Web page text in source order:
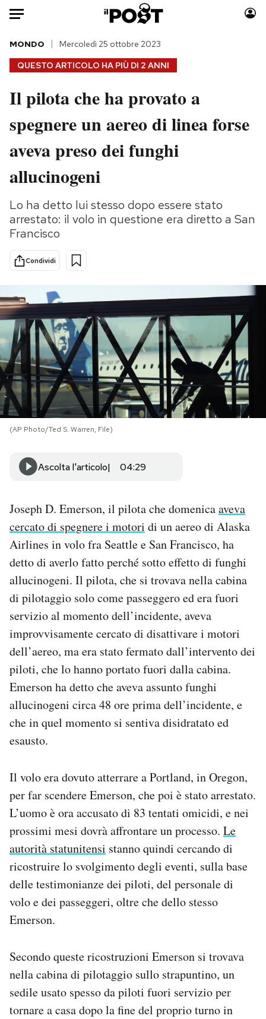
Auto
HOME
Italia
Politica
Tecnologia
Scienza
Cultura
Economia
Sport
Moda
Consumismi
Storie/Idee
Europa
Altrecose
PODCAST
NEWSLETTER
I MIEI PREFERITI
SHOP
Area Personale
Newsletter
Notifiche mobile
Regala il Post
Hai bisogno di aiuto?
Esci
QUESTO ARTICOLO HA PIÙ DI 2 ANNI
MONDO Mercoledì 25 ottobre 2023
Il pilota che ha provato a
spegnere un aereo di linea forse
aveva preso dei funghi
allucinogeni
Lo ha detto lui stesso dopo essere stato
arrestato: il volo in questione era diretto a San
Francisco
Condividi
(AP Photo/Ted S. Warren, File)
Ascolta l'articolo 04:29
Joseph D. Emerson, il pilota che domenicaaveva
cercato di spegnere i motori di un aereo di Alaska
Airlines in volo fra Seattle e San Francisco, ha
detto di averlo fatto perché sotto effetto di funghi
allucinogeni. Il pilota, che si trovava nella cabina
di pilotaggio solo come passeggero ed era fuori
servizio al momento dell’incidente, aveva
improvvisamente cercato di disattivare i motori
dell’aereo, ma era stato fermato dall’intervento dei
piloti, che lo hanno portato fuori dalla cabina.
Emerson ha detto che aveva assunto funghi
allucinogeni circa 48 ore prima dell’incidente, e
che in quel momento si sentiva disidratato ed
esausto.
Il volo era dovuto atterrare a Portland, in Oregon,
per far scendere Emerson, che poi è stato arrestato.
L’uomo è ora accusato di 83 tentati omicidi, e nei
prossimi mesi dovrà affrontare un processo. Le
autorità statunitensi stanno quindi cercando di
ricostruire lo svolgimento degli eventi, sulla base
delle testimonianze dei piloti, del personale di
volo e dei passeggeri, oltre che dello stesso
Emerson.
Secondo queste ricostruzioni Emerson si trovava
nella cabina di pilotaggio sullo strapuntino, un
sedile usato spesso da piloti fuori servizio per
tornare a casa dopo la fine del proprio turno in